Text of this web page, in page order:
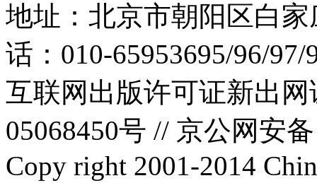
地址：北京市朝阳区白
话：010-65953695/96/
互联网出版许可证新出
05068450号 // 京公网安
Copy right 2001-2014